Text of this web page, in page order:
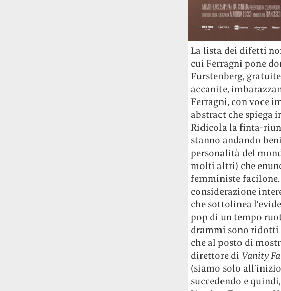
La lista dei difetti
cui Ferragni pone
Furstenberg,
accanite,
Ferragni, con voce
abstract che spiega
Ridicola la finta-
stanno andando
personalità del
molti altri) che
femministe facilone.
considerazione
che sottolinea
pop di un tempo
drammi sono ridotti
che al posto di
direttore di Vanity
(siamo solo
succedendo e